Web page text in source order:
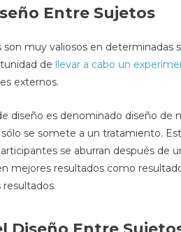
Entre Sujetos
muy valiosos en determinadas
de llevar a cabo un
externos.
diseño es denominado diseño de
se somete a un tratamiento.
se aburran después de
mejores resultados como
resultados.